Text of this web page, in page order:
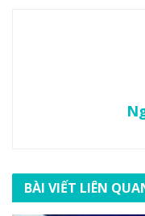
BÀI VIẾT LIÊN